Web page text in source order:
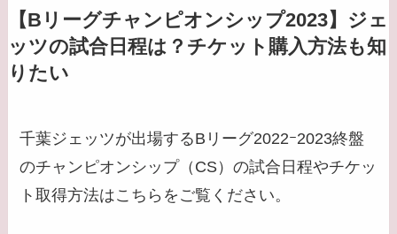
【Bリーグチャンピオンシップ2023】ジェ
ッツの試合日程は？チケット購入方法も知
りたい
千葉ジェッツが出場するBリーグ2022ｰ2023終盤
のチャンピオンシップ（CS）の試合日程やチケッ
ト取得方法はこちらをご覧ください。